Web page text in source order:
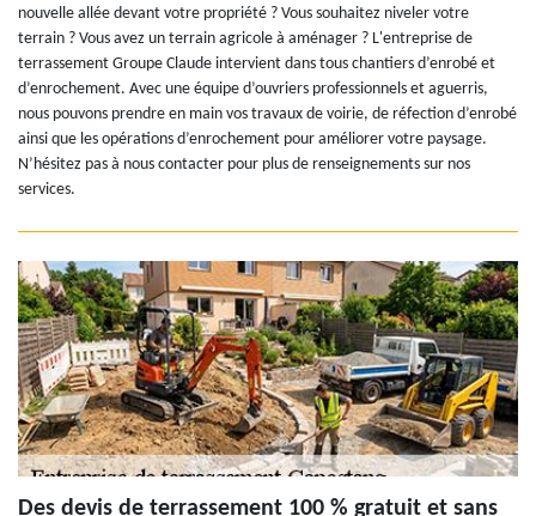
nouvelle allée devant votre propriété ? Vous souhaitez niveler votre
terrain ? Vous avez un terrain agricole à aménager ? L'entreprise de
terrassement Groupe Claude intervient dans tous chantiers d’enrobé et
d’enrochement. Avec une équipe d’ouvriers professionnels et aguerris,
nous pouvons prendre en main vos travaux de voirie, de réfection d’enrobé
ainsi que les opérations d’enrochement pour améliorer votre paysage.
N’hésitez pas à nous contacter pour plus de renseignements sur nos
services.
Des devis de terrassement 100 % gratuit et sans